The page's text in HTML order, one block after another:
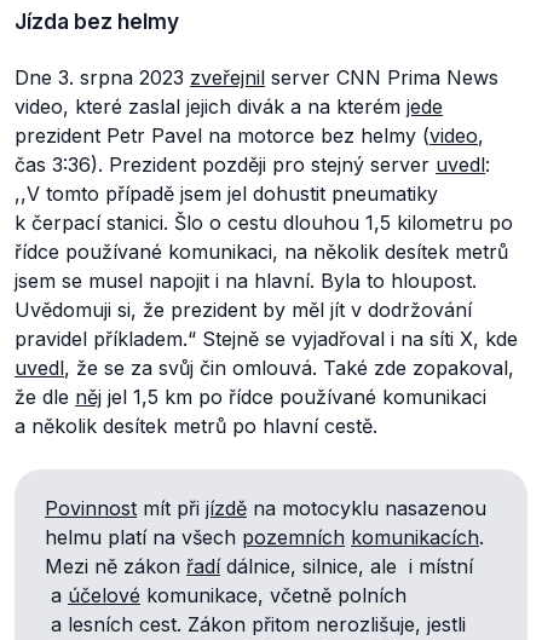
Jízda bez helmy
Dne 3. srpna 2023 zveřejnil server CNN Prima News
video, které zaslal jejich divák a na kterém jede
prezident Petr Pavel na motorce bez helmy (video,
čas 3:36). Prezident později pro stejný server uvedl:
,,V tomto případě jsem jel dohustit pneumatiky
k čerpací stanici. Šlo o cestu dlouhou 1,5 kilometru po
řídce používané komunikaci, na několik desítek metrů
jsem se musel napojit i na hlavní. Byla to hloupost.
Uvědomuji si, že prezident by měl jít v dodržování
pravidel příkladem.“ Stejně se vyjadřoval i na síti X, kde
uvedl, že se za svůj čin omlouvá. Také zde zopakoval,
že dle něj jel 1,5 km po řídce používané komunikaci
a několik desítek metrů po hlavní cestě.
Povinnost mít při jízdě na motocyklu nasazenou
helmu platí na všech pozemních komunikacích.
Mezi ně zákon řadídálnice, silnice, ale i místní
a účelové komunikace, včetně polních
a lesních cest. Zákon přitom nerozlišuje, jestli